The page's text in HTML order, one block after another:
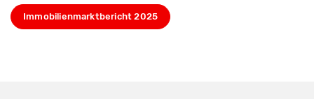
Immobilienmarktbericht 2025